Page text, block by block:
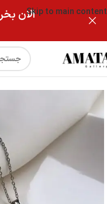
Skip to main contentالان
فروشگاه گردنبند سنگ اوپال